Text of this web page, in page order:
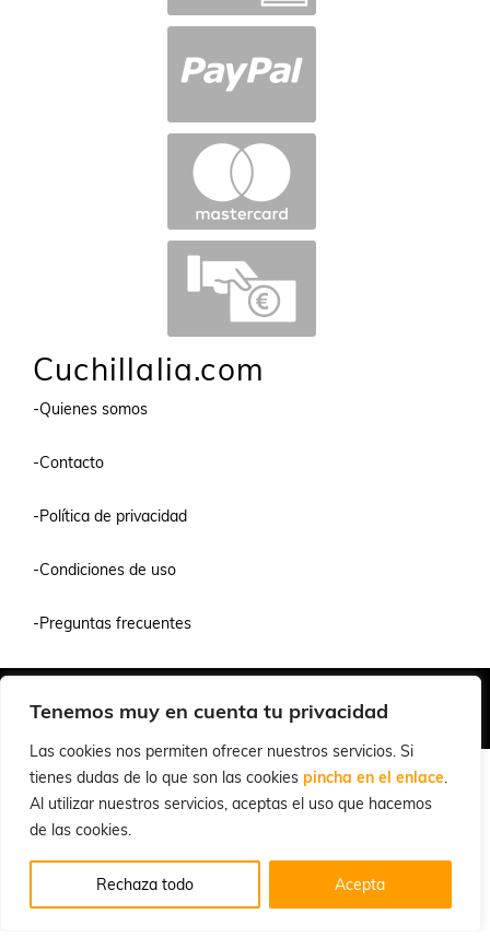
Tenemos muy en cuenta tu privacidad
Las cookies nos permiten ofrecer nuestros servicios. Si
tienes dudas de lo que son las cookies pincha en el enlace.
Al utilizar nuestros servicios, aceptas el uso que hacemos
de las cookies.
Rechaza todo Acepta
Cuchillalia.com
-Quienes somos
-Contacto
-Política de privacidad
-Condiciones de uso
-Preguntas frecuentes
© 2026 Cuchillalia.com